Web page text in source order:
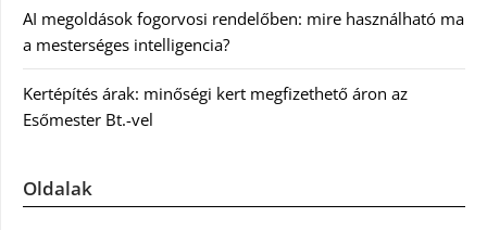
AI megoldások fogorvosi rendelőben: mire használható ma
a mesterséges intelligencia?
Kertépítés árak: minőségi kert megfizethető áron az
Esőmester Bt.-vel
Oldalak